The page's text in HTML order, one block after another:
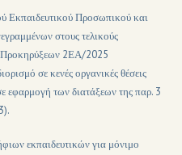
Εκπαιδευτικού Προσωπικού και
στους τελικούς
Προκηρύξεων 2ΕΑ/2025
σε κενές οργανικές θέσεις
εφαρμογή των διατάξεων της παρ. 3
εκπαιδευτικών για μόνιμο